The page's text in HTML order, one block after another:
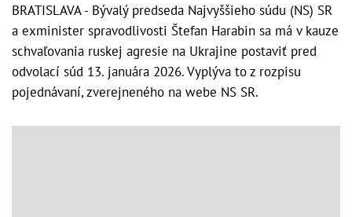
BRATISLAVA - Bývalý predseda Najvyššieho súdu (NS) SR
a exminister spravodlivosti Štefan Harabin sa má v kauze
schvaľovania ruskej agresie na Ukrajine postaviť pred
odvolací súd 13. januára 2026. Vyplýva to z rozpisu
pojednávaní, zverejneného na webe NS SR.